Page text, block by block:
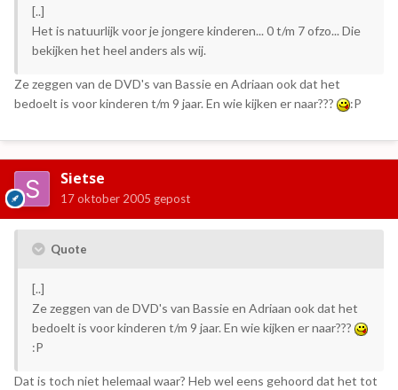
[..]
Het is natuurlijk voor je jongere kinderen... 0 t/m 7 ofzo... Die
bekijken het heel anders als wij.
Ze zeggen van de DVD's van Bassie en Adriaan ook dat het
bedoelt is voor kinderen t/m 9 jaar. En wie kijken er naar???
:P
Sietse
17 oktober 2005 gepost
Quote
[..]
Ze zeggen van de DVD's van Bassie en Adriaan ook dat het
bedoelt is voor kinderen t/m 9 jaar. En wie kijken er naar???
:P
Dat is toch niet helemaal waar? Heb wel eens gehoord dat het tot